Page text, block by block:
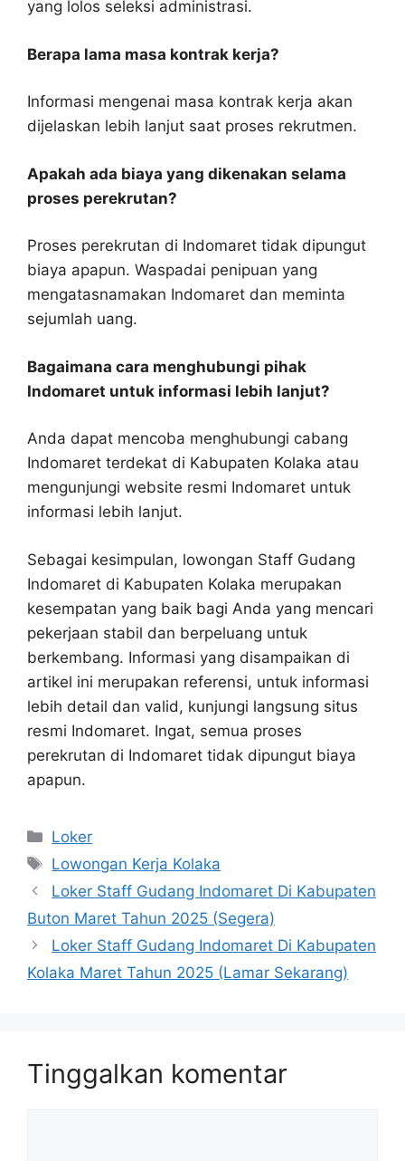
yang lolos seleksi administrasi.
Berapa lama masa kontrak kerja?
Informasi mengenai masa kontrak kerja akan
dijelaskan lebih lanjut saat proses rekrutmen.
Apakah ada biaya yang dikenakan selama
proses perekrutan?
Proses perekrutan di Indomaret tidak dipungut
biaya apapun. Waspadai penipuan yang
mengatasnamakan Indomaret dan meminta
sejumlah uang.
Bagaimana cara menghubungi pihak
Indomaret untuk informasi lebih lanjut?
Anda dapat mencoba menghubungi cabang
Indomaret terdekat di Kabupaten Kolaka atau
mengunjungi website resmi Indomaret untuk
informasi lebih lanjut.
Sebagai kesimpulan, lowongan Staff Gudang
Indomaret di Kabupaten Kolaka merupakan
kesempatan yang baik bagi Anda yang mencari
pekerjaan stabil dan berpeluang untuk
berkembang. Informasi yang disampaikan di
artikel ini merupakan referensi, untuk informasi
lebih detail dan valid, kunjungi langsung situs
resmi Indomaret. Ingat, semua proses
perekrutan di Indomaret tidak dipungut biaya
apapun.
Kategori
Loker
Tag
Lowongan Kerja Kolaka
Loker Staff Gudang Indomaret Di Kabupaten
Buton Maret Tahun 2025 (Segera)
Loker Staff Gudang Indomaret Di Kabupaten
Kolaka Maret Tahun 2025 (Lamar Sekarang)
Tinggalkan komentar